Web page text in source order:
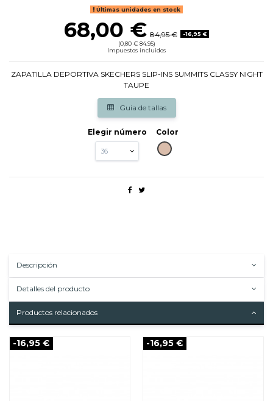
Últimas unidades en stock
68,00 € 84,95 €
-16,95 €
(0,80 € 84.95)
Impuestos incluidos
ZAPATILLA DEPORTIVA SKECHERS SLIP-INS SUMMITS CLASSY NIGHT
TAUPE
Guia de tallas
Elegir número
Color
TAUPE
Descripción
Detalles del producto
Productos relacionados
-16,95 € -16,95 €